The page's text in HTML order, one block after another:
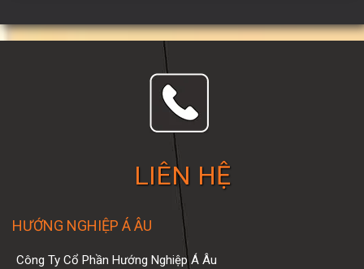
LIÊN HỆ
HƯỚNG NGHIỆP Á ÂU
Công Ty Cổ Phần Hướng Nghiệp Á Âu